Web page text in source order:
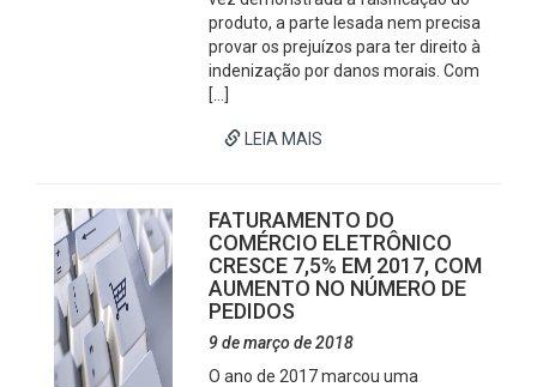
produto, a parte lesada nem precisa
provar os prejuízos para ter direito à
indenização por danos morais. Com
[…]
LEIA MAIS
FATURAMENTO DO
COMÉRCIO ELETRÔNICO
CRESCE 7,5% EM 2017, COM
AUMENTO NO NÚMERO DE
PEDIDOS
9 de março de 2018
O ano de 2017 marcou uma